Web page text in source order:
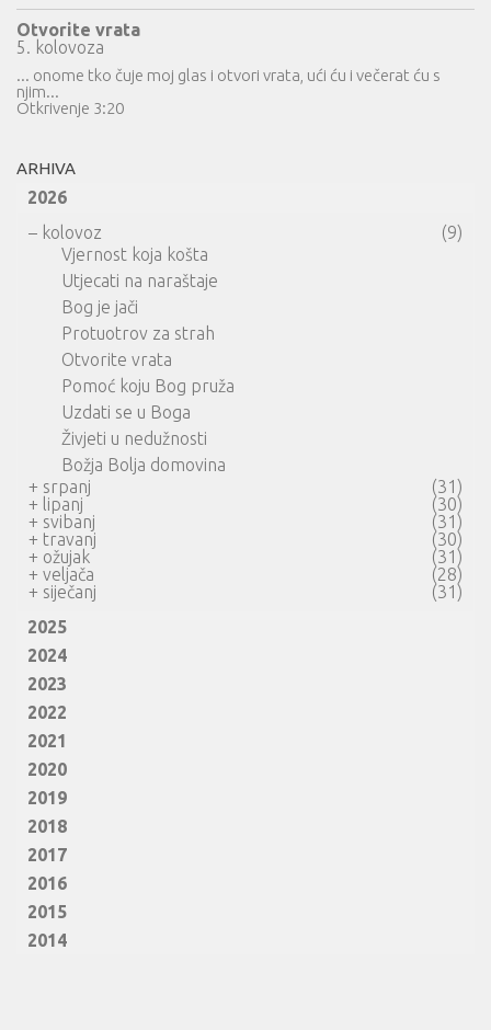
Otvorite vrata
5. kolovoza
... onome tko čuje moj glas i otvori vrata, ući ću i večerat ću s
njim...
Otkrivenje 3:20
ARHIVA
2026
– kolovoz
(9)
Vjernost koja košta
Utjecati na naraštaje
Bog je jači
Protuotrov za strah
Otvorite vrata
Pomoć koju Bog pruža
Uzdati se u Boga
Živjeti u nedužnosti
Božja Bolja domovina
+ srpanj
(31)
+ lipanj
(30)
+ svibanj
(31)
+ travanj
(30)
+ ožujak
(31)
+ veljača
(28)
+ siječanj
(31)
2025
2024
2023
2022
2021
2020
2019
2018
2017
2016
2015
2014